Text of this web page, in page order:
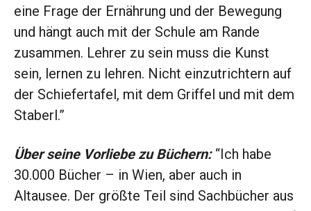
eine Frage der Ernährung und der Bewegung
und hängt auch mit der Schule am Rande
zusammen. Lehrer zu sein muss die Kunst
sein, lernen zu lehren. Nicht einzutrichtern auf
der Schiefertafel, mit dem Griffel und mit dem
Staberl.”
Über seine Vorliebe zu Büchern:“Ich habe
30.000 Bücher – in Wien, aber auch in
Altausee. Der größte Teil sind Sachbücher aus